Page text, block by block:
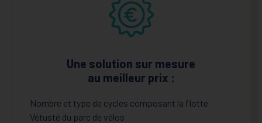
Une solution sur mesure
au meilleur prix :
Nombre et type de cycles composant la flotte
Vétusté du parc de vélos